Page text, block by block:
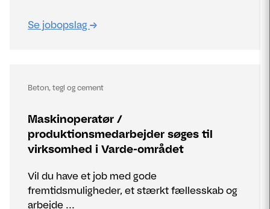
Se jobopslag
Beton, tegl og cement
Maskinoperatør /
produktionsmedarbejder søges til
virksomhed i Varde-området
Vil du have et job med gode
fremtidsmuligheder, et stærkt fællesskab og
arbejde ...